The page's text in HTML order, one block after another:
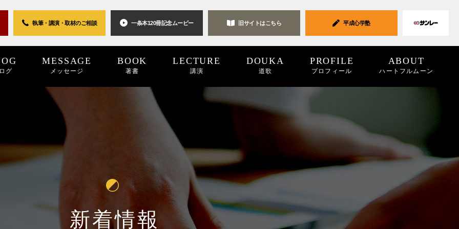
グ
MESSAGE
メッセージ
BOOK
著書
2024 2021 2019
LECTURE
講演
2023 2020
DOUKA
道歌
PROFILE
プロフィール
ABOUT
ハートフルムーン
プロジェクト パブリシティ リンク集
執筆・講演・取材のご相談 一条本120冊記念ムービー 旧サイトはこちら 平成心学塾
新着情報